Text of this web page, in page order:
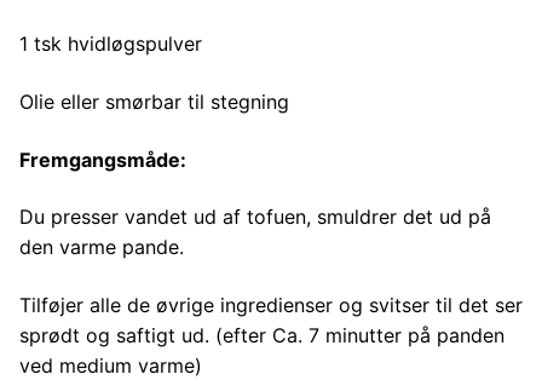
1 tsk hvidløgspulver
Olie eller smørbar til stegning
Fremgangsmåde:
Du presser vandet ud af tofuen, smuldrer det ud på
den varme pande.
Tilføjer alle de øvrige ingredienser og svitser til det ser
sprødt og saftigt ud. (efter Ca. 7 minutter på panden
ved medium varme)